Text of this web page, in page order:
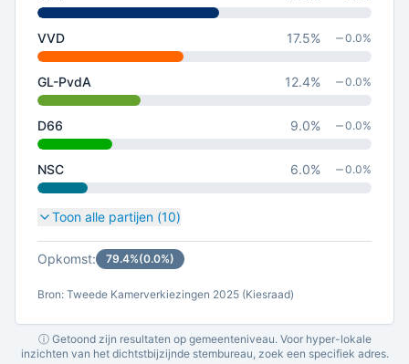
VVD 17.5% 0.0%
GL-PvdA 12.4% 0.0%
D66 9.0% 0.0%
NSC 6.0% 0.0%
Toon alle partijen (10)
Opkomst: 79.4%(0.0%)
Bron: Tweede Kamerverkiezingen 2025 (Kiesraad)
ⓘ Getoond zijn resultaten op gemeenteniveau. Voor hyper-lokale
inzichten van het dichtstbijzijnde stembureau, zoek een specifiek adres.